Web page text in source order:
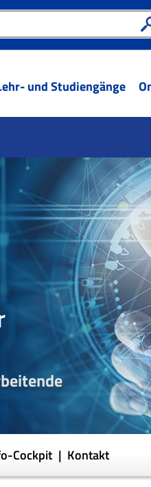
und Studiengänge
Cockpit Kontakt